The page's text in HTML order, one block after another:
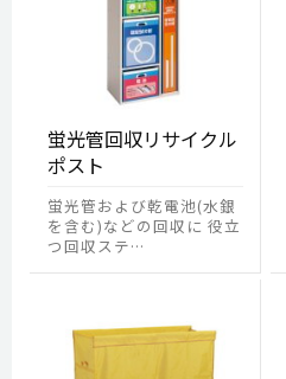
蛍光管回収リサイクル
ポスト
蛍光管および乾電池(水銀
を含む)などの回収に 役立
つ回収ステ…